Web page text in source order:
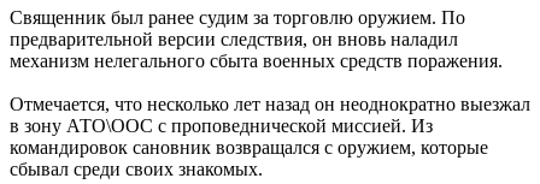
Священник был ранее судим за торговлю оружием. По
предварительной версии следствия, он вновь наладил
механизм нелегального сбыта военных средств поражения.
Отмечается, что несколько лет назад он неоднократно выезжал
в зону АТО\ООС с проповеднической миссией. Из
командировок сановник возвращался с оружием, которые
сбывал среди своих знакомых.